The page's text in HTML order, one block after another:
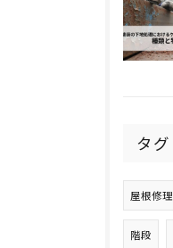
タグ
屋根修理
階段